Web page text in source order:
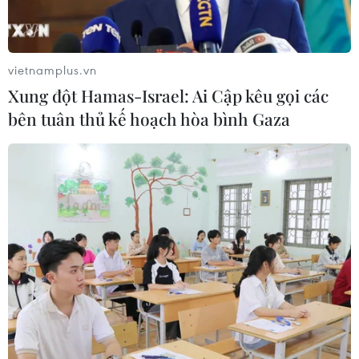
Standard Chartered huy động thành
công khoản vay xã hội 721 triệu USD
cho HDBank
05/08/2026 07:46
Tăng tốc giải ngân đầu tư công,
chấm dứt tâm lý trông chờ
05/08/2026 07:39
Hoàn thiện khuôn khổ pháp lý về
ngân hàng và phòng, chống rửa tiền
05/08/2026 03:43
vietnamplus.vn
Xung đột Hamas-Israel: Ai Cập kêu gọi các
bên tuân thủ kế hoạch hòa bình Gaza